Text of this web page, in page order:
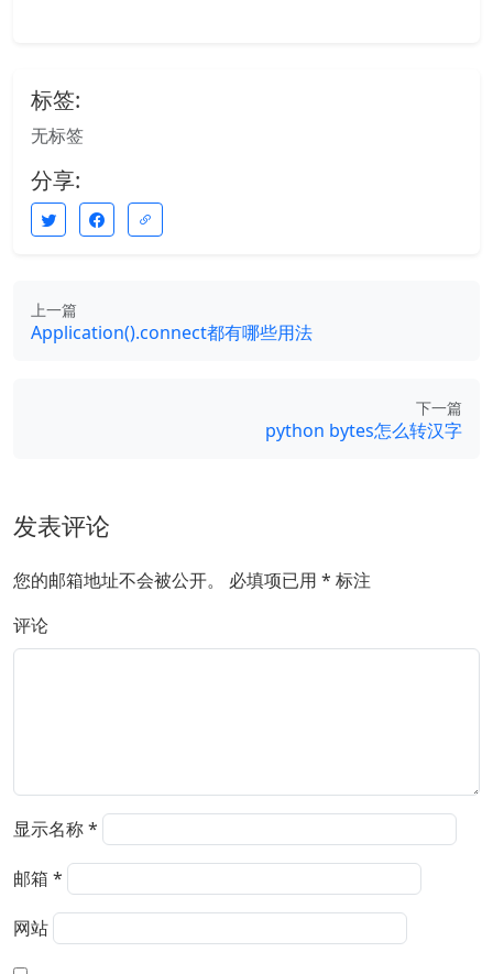
标签:
无标签
分享:
上一篇
Application().connect都有哪些用法
下一篇
python bytes怎么转汉字
发表评论
您的邮箱地址不会被公开。 必填项已用 * 标注
评论
显示名称*
邮箱 *
网站